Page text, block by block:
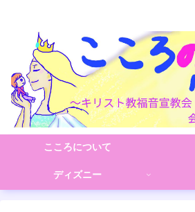
こころについて
ディズニー